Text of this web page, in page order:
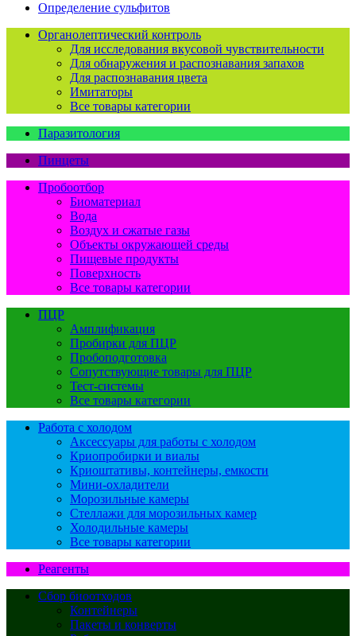
Определение сульфитов
Органолептический контроль
Для исследования вкусовой чувствительности
Для обнаружения и распознавания запахов
Для распознавания цвета
Имитаторы
Все товары категории
Паразитология
Пинцеты
Пробоотбор
Биоматериал
Вода
Воздух и сжатые газы
Объекты окружающей среды
Пищевые продукты
Поверхность
Все товары категории
ПЦР
Амплификация
Пробирки для ПЦР
Пробоподготовка
Сопутствующие товары для ПЦР
Тест-системы
Все товары категории
Работа с холодом
Аксессуары для работы с холодом
Криопробирки и виалы
Криоштативы, контейнеры, емкости
Мини-охладители
Морозильные камеры
Стеллажи для морозильных камер
Холодильные камеры
Все товары категории
Реагенты
Сбор биоотходов
Контейнеры
Пакеты и конверты